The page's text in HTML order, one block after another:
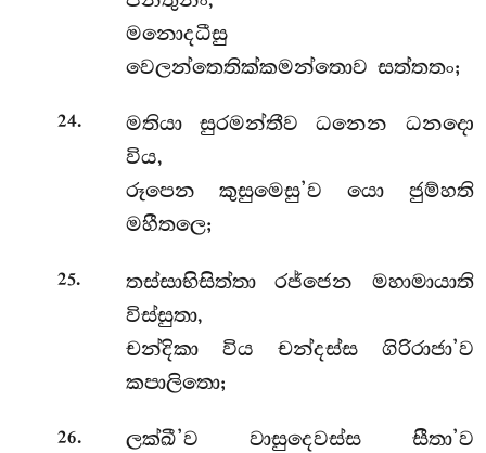
මනොදධීසු
වෙලන්තෙතික්කමන්තොව සත්තතං;
24.
මතියා සුරමන්තීව ධනෙන ධනදො
විය,
රූපෙන කුසුමෙසු’ව යො ජුම්හති
මහීතලෙ;
25.
තස්සාභිසිත්තා රජ්ජෙන මහාමායාති
විස්සුතා,
චන්දිකා විය චන්දස්ස ගිරිරාජා’ව
කපාලිතො;
26.
ලක්ඛී’ව වාසුදෙවස්ස සීතා’ව